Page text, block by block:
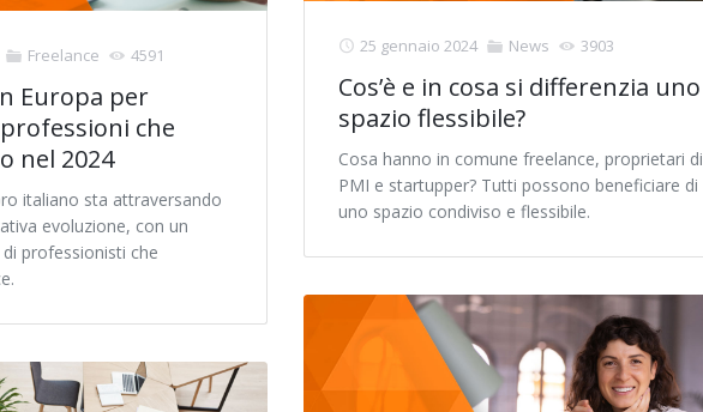
25 gennaio 2024 News 3903
Cos’è e in cosa si differenzia uno
spazio flessibile?
Cosa hanno in comune freelance, proprietari di
PMI e startupper? Tutti possono beneficiare di
uno spazio condiviso e flessibile.
Freelance 4591
Europa per
che
nel 2024
italiano sta attraversando
evoluzione, con un
professionisti che